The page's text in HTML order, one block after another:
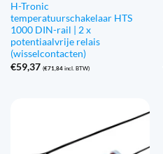
H-Tronic
temperatuurschakelaar HTS
1000 DIN-rail | 2 x
potentiaalvrije relais
(wisselcontacten)
€59,37 (€71,84incl. BTW)